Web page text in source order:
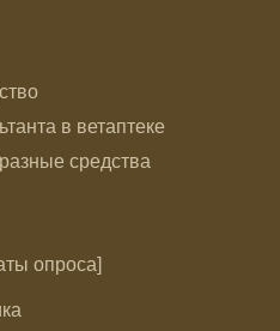
в ветаптеке
средства
опроса]